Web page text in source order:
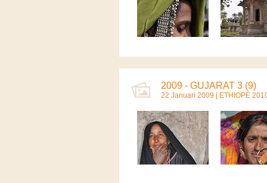
2009 - GUJARAT 3 (9)
22 Januari 2009 | ETHIOPË